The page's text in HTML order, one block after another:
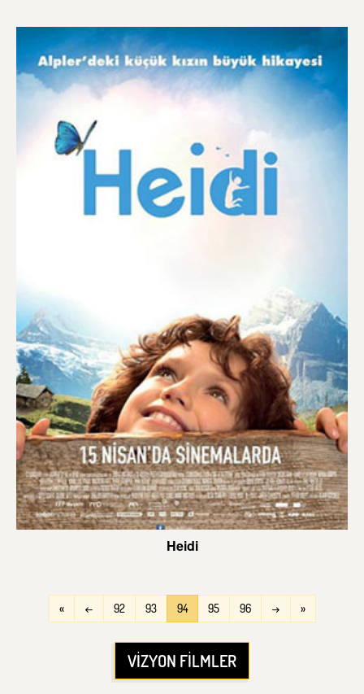
Heidi
« ← 92 93 94 95 96 → »
VİZYON FİLMLER